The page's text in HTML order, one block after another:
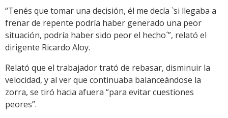
“Tenés que tomar una decisión, él me decía `si llegaba a
frenar de repente podría haber generado una peor
situación, podría haber sido peor el hecho´”, relató el
dirigente Ricardo Aloy.
Relató que el trabajador trató de rebasar, disminuir la
velocidad, y al ver que continuaba balanceándose la
zorra, se tiró hacia afuera “para evitar cuestiones
peores”.